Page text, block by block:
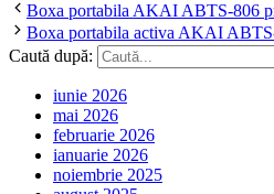
Boxa portabila AKAI ABTS-806
Boxa portabila activa AKAI
Caută după:
iunie 2026
mai 2026
februarie 2026
ianuarie 2026
noiembrie 2025